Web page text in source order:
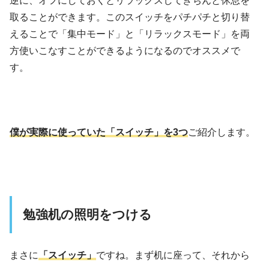
取ることができます。このスイッチをパチパチと切り替
えることで「集中モード」と「リラックスモード」を両
方使いこなすことができるようになるのでオススメで
す。
僕が実際に使っていた「スイッチ」を3つご紹介します。
勉強机の照明をつける
まさに 「スイッチ」 ですね。まず机に座って、それから